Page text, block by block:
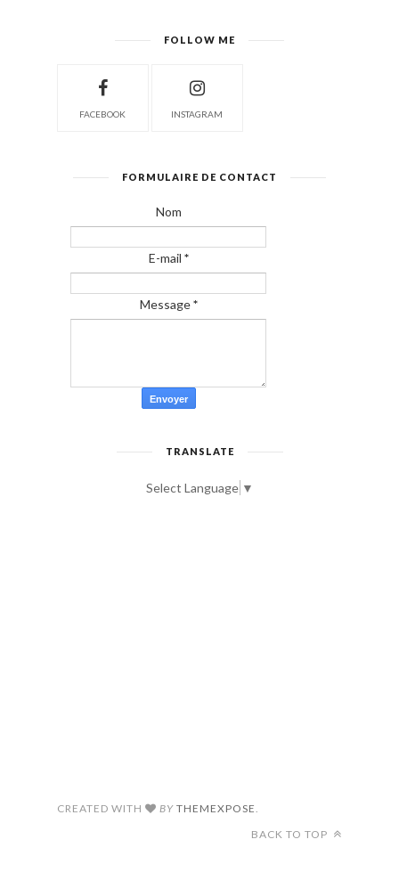
FOLLOW ME
FACEBOOK INSTAGRAM
FORMULAIRE DE CONTACT
Nom
E-mail *
Message*
TRANSLATE
Select Language ▼
CREATED WITH BY THEMEXPOSE.
BACK TO TOP